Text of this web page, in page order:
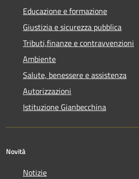
Educazione e formazione
Giustizia e sicurezza pubblica
Tributi,finanze e contravvenzioni
Ambiente
Salute, benessere e assistenza
Autorizzazioni
Istituzione Gianbecchina
Novità
Notizie